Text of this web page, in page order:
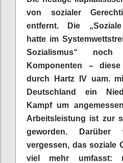
von sozialer
entfernt. Die „Soziale
hatte im
Sozialismus“
Komponenten –
durch Hartz IV uam.
Deutschland ein
Kampf um
Arbeitsleistung ist zur
geworden.
vergessen, das soziale
viel mehr umfasst: